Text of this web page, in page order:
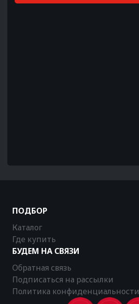
ПОДБОР
Каталог
Где купить
БУДЕМ НА СВЯЗИ
Обратная связь
Подписаться на рассылки
Политика конфиденциальности